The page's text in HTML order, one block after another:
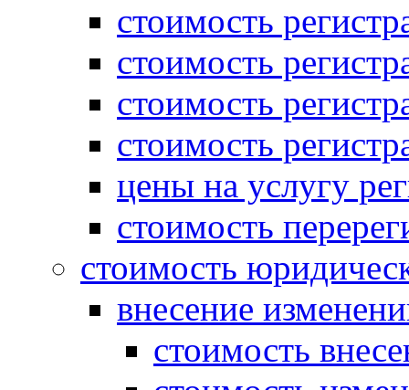
стоимость
стоимость
стоимость
стоимость
цены на услугу
стоимость
стоимость
внесение
стоимость